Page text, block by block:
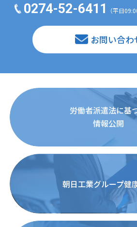
0274-52-6411​ （平日
お問い合わ